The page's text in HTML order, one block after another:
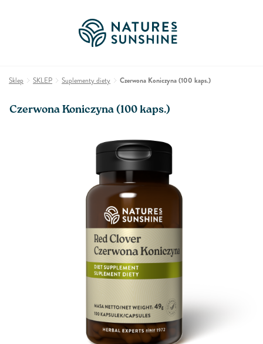
Sklep SKLEP Suplementy diety Czerwona Koniczyna (100 kaps.)
Czerwona Koniczyna (100 kaps.)